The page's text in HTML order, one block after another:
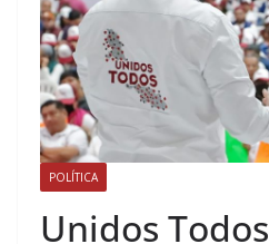
POLÍTICA
Unidos Todos